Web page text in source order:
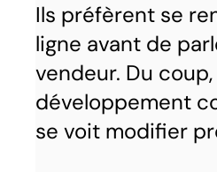
Ils préfèrent se
ligne avant de
vendeur. Du coup,
développement
se voit modifier